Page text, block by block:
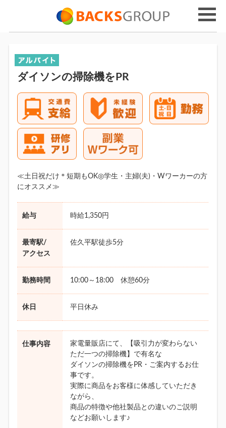
ダイソンの掃除機をPR
≪土日祝だけ＊短期もOK◎学生・主婦(夫)・Wワーカーの方
にオススメ≫
給与 時給1,350円
最寄駅/
アクセス
佐久平駅徒歩5分
勤務時間 10:00～18:00 休憩60分
休日 平日休み
仕事内容
家電量販店にて、【吸引力が変わらない
ただ一つの掃除機】で有名な
ダイソンの掃除機をPR・ご案内するお仕
事です。
実際に商品をお客様に体感していただき
ながら、
商品の特徴や他社製品との違いのご説明
などお願いします♪